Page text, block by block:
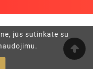
jūs sutinkate su